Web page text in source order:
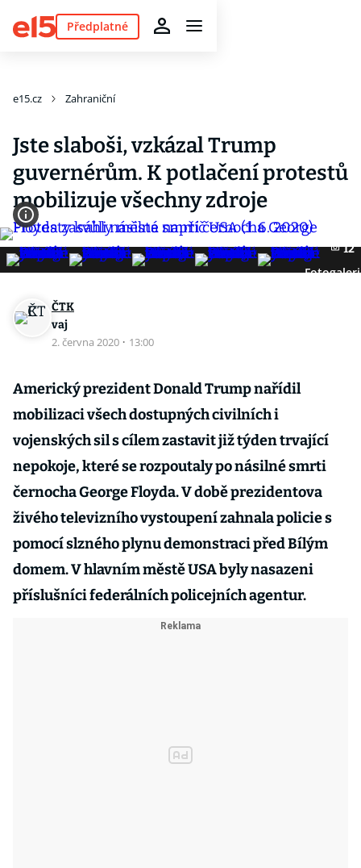
Předplatné
e15.cz Zahraniční
Jste slaboši, vzkázal Trump
guvernérům. K potlačení protestů
mobilizuje všechny zdroje
12
ČTK
vaj
2. června 2020 · 13:00
Americký prezident Donald Trump nařídil
mobilizaci všech dostupných civilních i
vojenských sil s cílem zastavit již týden trvající
nepokoje, které se rozpoutaly po násilné smrti
černocha George Floyda. V době prezidentova
živého televizního vystoupení zahnala policie s
pomocí slzného plynu demonstraci před Bílým
domem. V hlavním městě USA byly nasazeni
příslušníci federálních policejních agentur.